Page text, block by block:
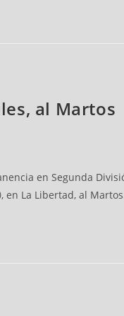
al Martos
en Segunda
en La Libertad, al